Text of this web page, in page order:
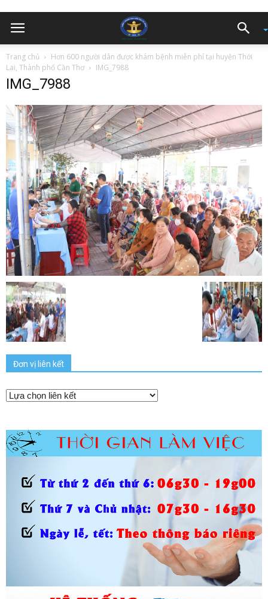
Trang chủ
Hơn 600 người dân được khám bệnh miễn phí tại huyện Thới
Lai, Thành phố Cần Thơ
IMG_7988
IMG_7988
Đơn vị liên kết